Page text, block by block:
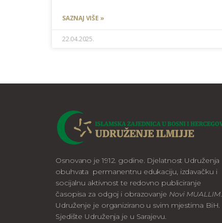
SAZNAJ VIŠE »
22.04.2025.
Osnovano je 1912. godine. Djelatnost Udruženja
obuhvata permanentnu edukaciju, izdavačku i
socijalnu aktivnost te redovno publiciranje
časopisa za odgoj i obrazovanje Novi MUALLIM.
Udruženje je organizirano u svim mjestima BiH.
Sjedište Udruženja je u Sarajevu.